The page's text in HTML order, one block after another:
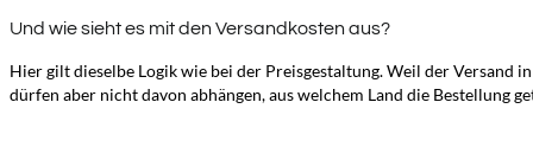
Und wie sieht es mit den Versandkosten aus?
Hier gilt dieselbe Logik wie bei der Preisgestaltung. Weil der Versand
dürfen aber nicht davon abhängen, aus welchem Land die Bestellung